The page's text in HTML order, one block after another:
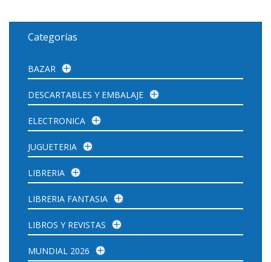
Categorías
BAZAR
DESCARTABLES Y EMBALAJE
ELECTRONICA
JUGUETERIA
LIBRERIA
LIBRERIA FANTASIA
LIBROS Y REVISTAS
MUNDIAL 2026